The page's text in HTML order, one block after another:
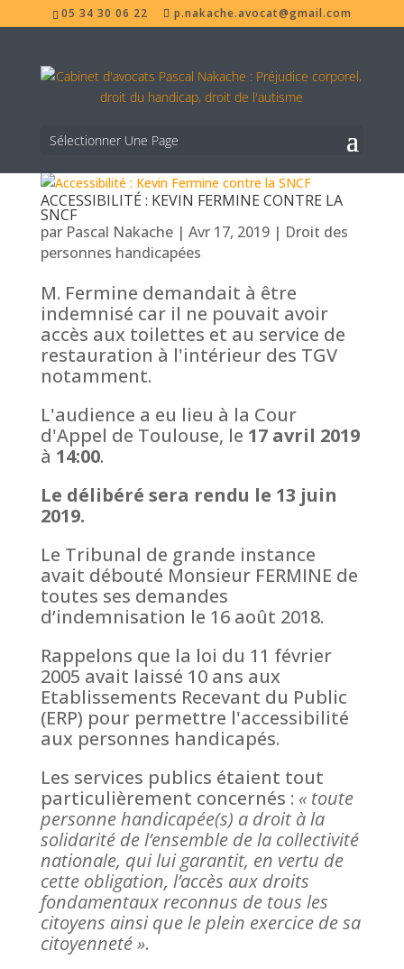
05 34 30 06 22 p.nakache.avocat@gmail.com
Sélectionner Une Page
ACCESSIBILITÉ : KEVIN FERMINE CONTRE LA
SNCF
par Pascal Nakache| Avr 17, 2019| Droit des
personnes handicapées
M. Fermine demandait à être
indemnisé car il ne pouvait avoir
accès aux toilettes et au service de
restauration à l'intérieur des TGV
notamment.
L'audience a eu lieu à la Cour
d'Appel de Toulouse, le 17 avril 2019
à 14:00.
Le délibéré sera rendu le 13 juin
2019.
Le Tribunal de grande instance
avait débouté Monsieur FERMINE de
toutes ses demandes
d’indemnisation le 16 août 2018.
Rappelons que la loi du 11 février
2005 avait laissé 10 ans aux
Etablissements Recevant du Public
(ERP) pour permettre l'accessibilité
aux personnes handicapés.
Les services publics étaient tout
particulièrement concernés : « toute
personne handicapée(s) a droit à la
solidarité de l’ensemble de la collectivité
nationale, qui lui garantit, en vertu de
cette obligation, l’accès aux droits
fondamentaux reconnus de tous les
citoyens ainsi que le plein exercice de sa
citoyenneté ».